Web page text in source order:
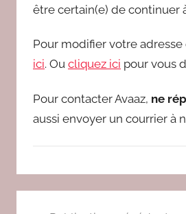
être certain(e) de continuer
Pour modifier votre
ici. Ou cliquez ici pour vous
Pour contacter Avaaz, ne
aussi envoyer un courrier à